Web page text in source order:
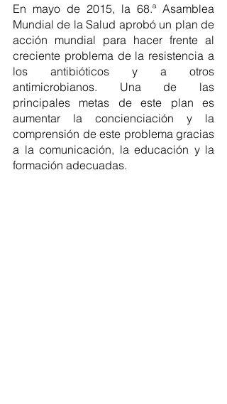
En mayo de 2015, la 68.ª Asamblea
Mundial de la Salud aprobó un plan de
acción mundial para hacer frente al
creciente problema de la resistencia a
los antibióticos y a otros
antimicrobianos. Una de las
principales metas de este plan es
aumentar la concienciación y la
comprensión de este problema gracias
a la comunicación, la educación y la
formación adecuadas.